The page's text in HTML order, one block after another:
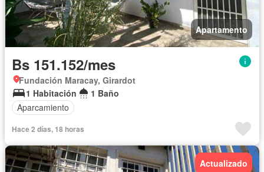
Apartamento
Bs 151.152/mes
Fundación Maracay, Girardot
1 Habitación
1 Baño
Aparcamiento
Hace 2 días, 18 horas
Actualizado